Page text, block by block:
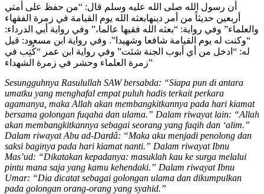
أن رسول الله صلى الله عليه وسلم قال: “من حفظ على أمتي
أربعين حديثاً من أمر دينهابعثه الله يوم القيامة في زمرة الفقهاء
والعلماء” وفي رواية: “بعثه الله فقيها عالما،” وفي رواية أبي الدرداء:
“وكنت له يوم القيامة شافعا وشهيدا”. وفي رواية ابن مسعود: قيل
له: “ادخل من أي أبوب الجنة شئت” وفي رواية ابن عمر “كُتِب في
زمرة العلماء وحشر في زمرة الشهداء”
Sesungguhnya Rasulullah SAW bersabda: “Siapa pun di antara
umatku yang menghafal empat puluh hadis terkait perkara
agamanya, maka Allah akan membangkitkannya pada hari kiamat
bersama golongan fuqaha dan ulama.” Dalam riwayat lain: “Allah
akan membangkitkannya sebagai seorang yang faqih dan ‘alim.”
Dalam riwayat Abu ad-Dardâ: “Maka aku menjadi penolong dan
saksi baginya pada hari kiamat nanti.” Dalam riwayat Ibnu
Mas’ud: “Dikatakan kepadanya: masuklah kau ke surga melalui
pintu mana saja yang kamu kehendaki.” Dalam riwayat Ibnu
Umar: “Dia dicatat sebagai golongan ulama dan dikumpulkan
pada golongan orang-orang yang syahid.”